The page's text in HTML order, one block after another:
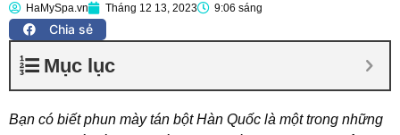
HaMySpa.vn Tháng 12 13, 2023 9:06 sáng
Chia sẻ
Mục lục
Bạn có biết phun mày tán bột Hàn Quốc là một trong những